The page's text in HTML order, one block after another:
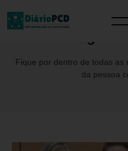
Fique por dentro de todas as
da pessoa